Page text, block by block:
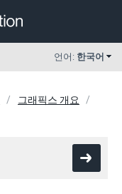
언어: 한국어
그래픽스 개요